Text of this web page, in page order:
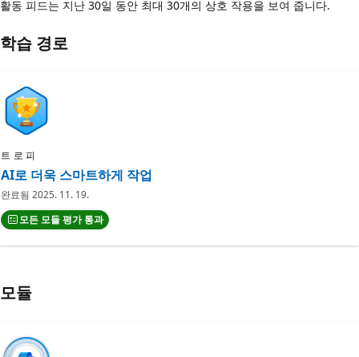
활동 피드는 지난 30일 동안 최대 30개의 상호 작용을 보여 줍니다.
학습 경로
트로피
AI로 더욱 스마트하게 작업
완료됨 2025. 11. 19.
모든 모듈 평가 통과
모듈